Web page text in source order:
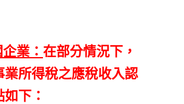
企業： 在部分情況下，
業所得稅之應稅收入認
下：